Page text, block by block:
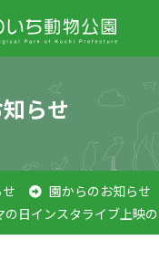
らせ
園からのお知らせ
の日インスタライブ上映